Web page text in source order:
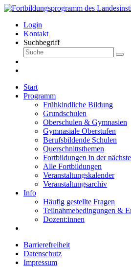
Login
Kontakt
Suchbegriff
Start
Programm
Frühkindliche Bildung
Grundschulen
Oberschulen & Gymnasien
Gymnasiale Oberstufen
Berufsbildende Schulen
Querschnittsthemen
Fortbildungen in der
Alle Fortbildungen
Veranstaltungskalender
Veranstaltungsarchiv
Info
Häufig gestellte Fragen
Teilnahmebedingungen &
Dozent:innen
Barrierefreiheit
Datenschutz
Impressum